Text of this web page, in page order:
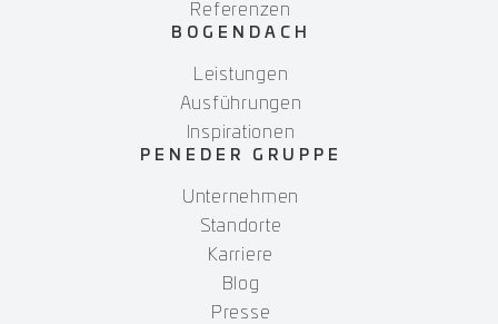
Referenzen
BOGENDACH
Leistungen
Ausführungen
Inspirationen
PENEDER GRUPPE
Unternehmen
Standorte
Karriere
Blog
Presse